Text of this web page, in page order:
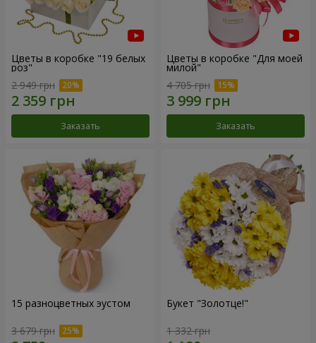
Цветы в коробке "19 белых
роз"
2 949 грн
Заказать
Цветы в коробке "Для моей
милой"
4 705 грн
Заказать
15 разноцветных эустом
3 679 грн
Букет "Золотце!"
1 332 грн